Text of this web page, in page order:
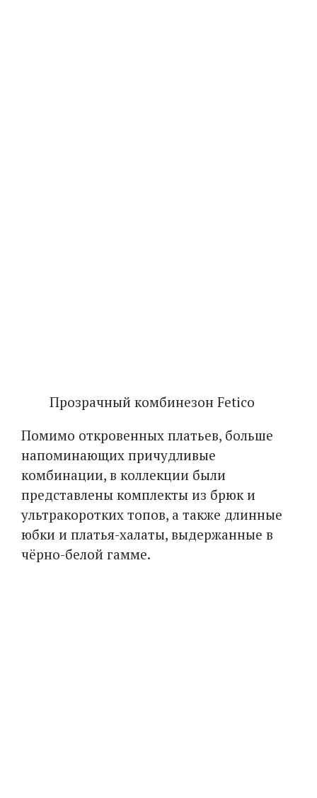
Прозрачный комбинезон Fetico
Помимо откровенных платьев, больше
напоминающих причудливые
комбинации, в коллекции были
представлены комплекты из брюк и
ультракоротких топов, а также длинные
юбки и платья-халаты, выдержанные в
чёрно-белой гамме.